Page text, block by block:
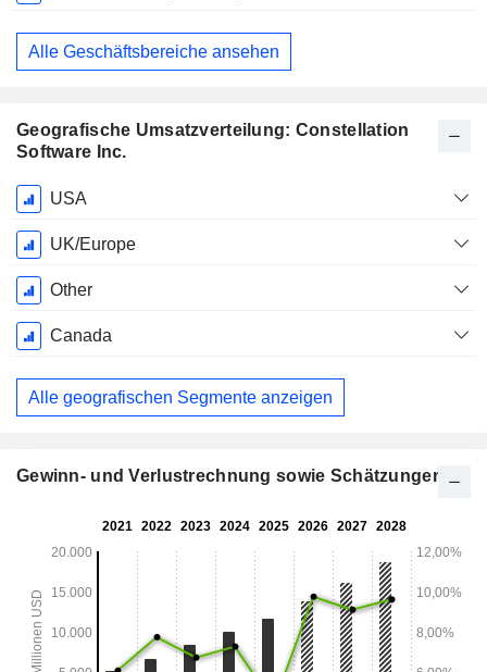
Geschäftsjahres:
Dezember
Alle Geschäftsbereiche ansehen
Geografische Umsatzverteilung: Constellation
Software Inc.
Ende d.
Geschäftsjahres:
Dezember
USA
UK/Europe
Other
Canada
Alle geografischen Segmente anzeigen
Gewinn- und Verlustrechnung sowie Schätzungen